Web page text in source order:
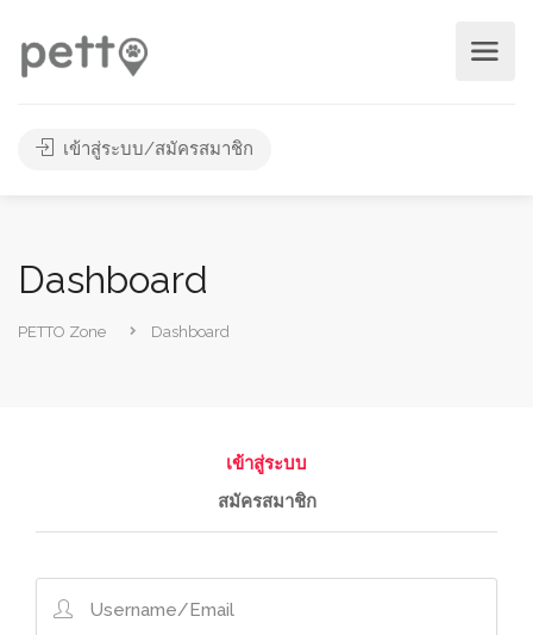
เข้าสู่ระบบ/สมัครสมาชิก
Dashboard
PETTO Zone Dashboard
เข้าสู่ระบบ
สมัครสมาชิก